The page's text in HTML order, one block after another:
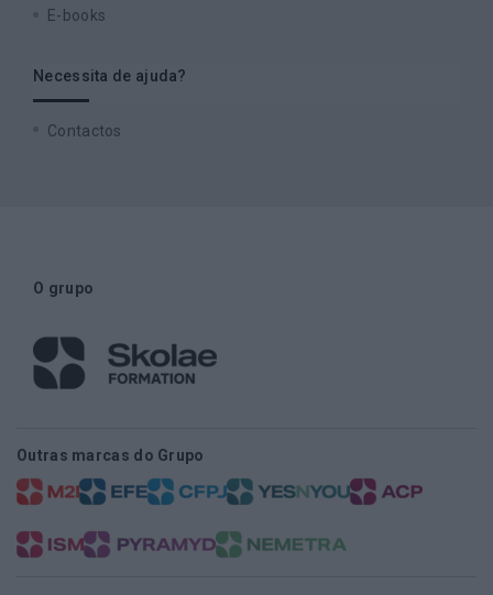
E-books
Necessita de ajuda?
Contactos
O grupo
Outras marcas do Grupo